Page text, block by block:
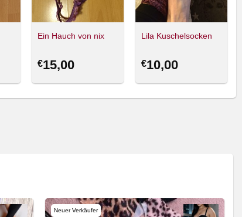
Ein Hauch von nix
€15,00
Lila Kuschelsocken
€10,00
Neuer Verkäufer